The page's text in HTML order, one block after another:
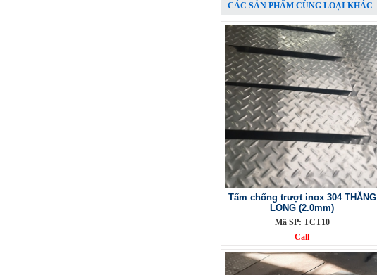
CÁC SẢN PHẨM CÙNG LOẠI KHÁC
Tấm chống trượt inox 304 THĂNG
LONG (2.0mm)
Mã SP: TCT10
Call